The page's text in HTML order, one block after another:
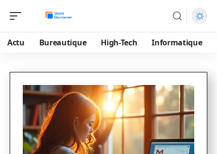
Actu Bureautique High-Tech Informatique